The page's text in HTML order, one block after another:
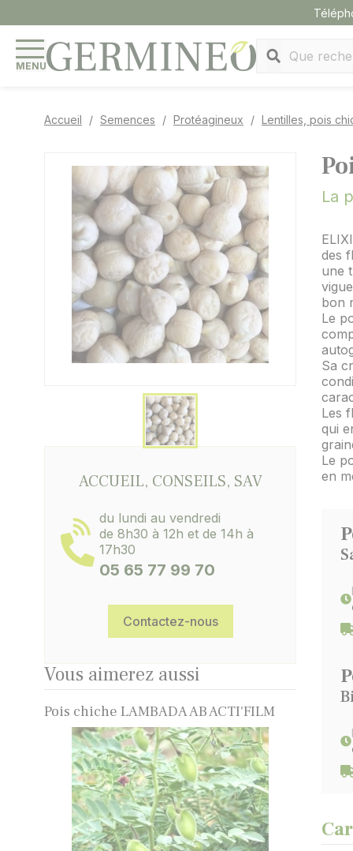
MENU
Accueil Semences Protéagineux Lentilles, pois
La
ACCUEIL, CONSEILS, SAV
du lundi au vendredi
de 8h30 à 12h et de 14h à
17h30
05 65 77 99 70
Contactez-nous
Vous aimerez aussi
Pois chiche LAMBADA AB ACTI'FILM
des
une
bon
Le
Sa
Les
qui
Le
en